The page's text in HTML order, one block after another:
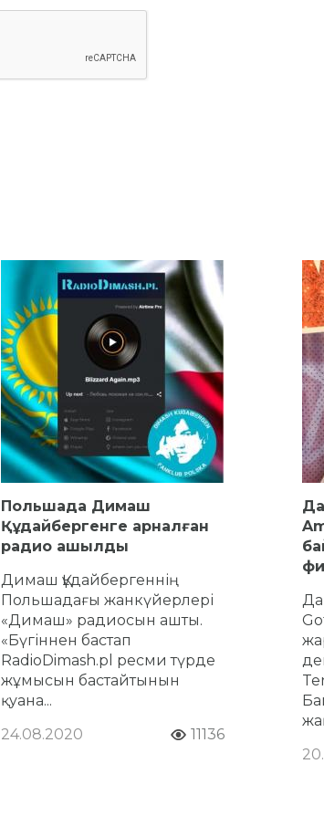
Польшада Димаш
Құдайбергенге арналған
радио ашылды
Димаш Құдайбергеннің
Польшадағы жанкүйерлері
«Димаш» радиосын ашты.
«Бүгіннен бастап
RadioDimash.pl ресми түрде
жұмысын бастайтынын
қуана...
24.08.2020
11136